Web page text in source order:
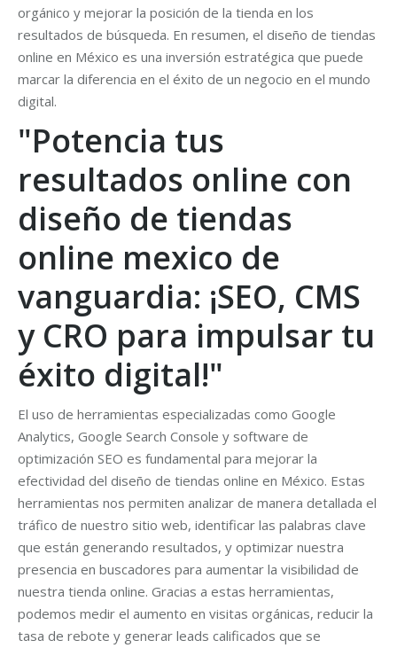
orgánico y mejorar la posición de la tienda en los
resultados de búsqueda. En resumen, el diseño de tiendas
online en México es una inversión estratégica que puede
marcar la diferencia en el éxito de un negocio en el mundo
digital.
"Potencia tus
resultados online con
diseño de tiendas
online mexico de
vanguardia: ¡SEO, CMS
y CRO para impulsar tu
éxito digital!"
El uso de herramientas especializadas como Google
Analytics, Google Search Console y software de
optimización SEO es fundamental para mejorar la
efectividad del diseño de tiendas online en México. Estas
herramientas nos permiten analizar de manera detallada el
tráfico de nuestro sitio web, identificar las palabras clave
que están generando resultados, y optimizar nuestra
presencia en buscadores para aumentar la visibilidad de
nuestra tienda online. Gracias a estas herramientas,
podemos medir el aumento en visitas orgánicas, reducir la
tasa de rebote y generar leads calificados que se